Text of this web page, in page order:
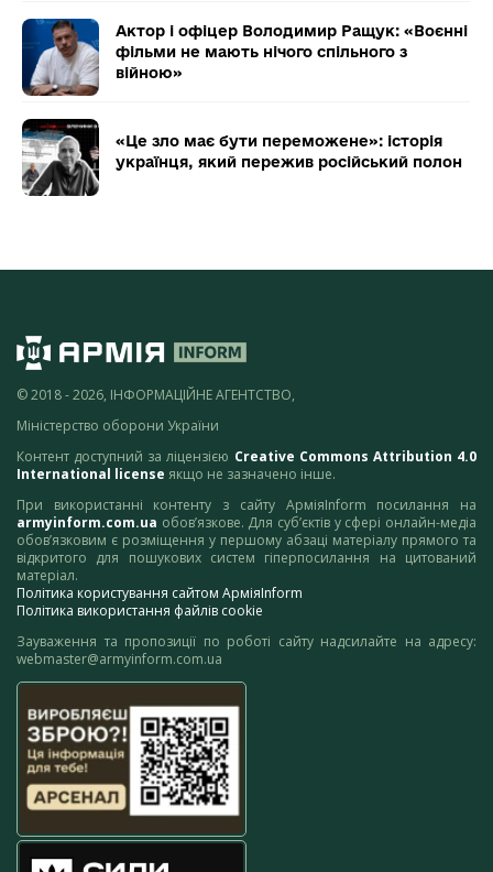
Актор і офіцер Володимир Ращук: «Воєнні
фільми не мають нічого спільного з
війною»
«Це зло має бути переможене»: історія
українця, який пережив російський полон
© 2018 - 2026, ІНФОРМАЦІЙНЕ АГЕНТСТВО,
Міністерство оборони України
Контент доступний за ліцензією Creative Commons Attribution 4.0
International license якщо не зазначено інше.
При використанні контенту з сайту АрміяInform посилання на
armyinform.com.ua обов’язкове. Для суб’єктів у сфері онлайн-медіа
обов’язковим є розміщення у першому абзаці матеріалу прямого та
відкритого для пошукових систем гіперпосилання на цитований
матеріал.
Політика користування сайтом АрміяInform
Політика використання файлів cookie
Зауваження та пропозиції по роботі сайту надсилайте на адресу:
webmaster@armyinform.com.ua